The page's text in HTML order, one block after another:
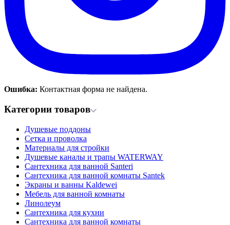
Ошибка: Контактная форма не найдена.
Категории товаров
Душевые поддоны
Сетка и проволка
Материалы для стройки
Душевые каналы и трапы WATERWAY
Сантехника для ванной Santeri
Сантехника для ванной комнаты Santek
Экраны и ванны Kaldewei
Мебель для ванной комнаты
Линолеум
Сантехника для кухни
Сантехника для ванной комнаты